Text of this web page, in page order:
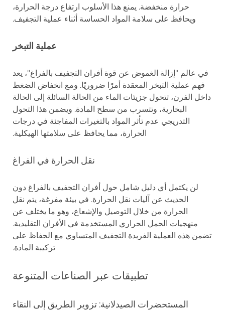
حرارة منخفضة. يمنع هذا الأسلوب ارتفاع درجة الحرارة،
ويحافظ على سلامة المواد الحساسة أثناء عملية التجفيف.
عملية التبخر
في عالم "إزالة الغموض عن قوة أفران التجفيف بالفراغ"، يعد
فهم عملية التبخر المعقدة أمرًا ضروريًا. ومع انخفاض الضغط
داخل الفرن، تتحول جزيئات الماء من الحالة السائلة إلى الحالة
البخارية، وتتسرب من سطح المادة. ويضمن هذا التحول
التدريجي عدم تأثر المواد بالتغيرات المفاجئة في درجات
الحرارة، مما يحافظ على سلامتها الهيكلية.
نقل الحرارة في الفراغ
لن يكتمل أي دليل شامل حول أفران التجفيف بالفراغ دون
الحديث عن آليات نقل الحرارة. في بيئة مفرغة، يتم نقل
الحرارة من خلال التوصيل والإشعاع، وهو ما يختلف عن
منهجيات الحمل الحراري المستخدمة في الأفران التقليدية.
تضمن هذه العملية الفريدة التجفيف المتساوي مع الحفاظ على
تركيبة المادة.
تطبيقات عبر الصناعات المتنوعة
المستحضرات الصيدلانية: تزوير الطريق إلى النقاء